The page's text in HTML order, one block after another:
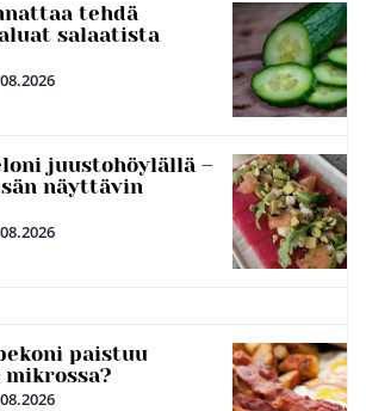
tehdä
salaatista
juustohöylällä –
näyttävin
paistuu